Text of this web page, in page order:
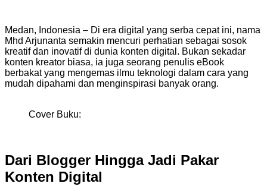
Medan, Indonesia – Di era digital yang serba cepat ini, nama
Mhd Arjunanta semakin mencuri perhatian sebagai sosok
kreatif dan inovatif di dunia konten digital. Bukan sekadar
konten kreator biasa, ia juga seorang penulis eBook
berbakat yang mengemas ilmu teknologi dalam cara yang
mudah dipahami dan menginspirasi banyak orang.
Cover Buku:
Dari Blogger Hingga Jadi Pakar
Konten Digital